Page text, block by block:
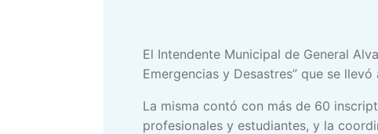
El Intendente Municipal de General
Emergencias y Desastres” que se
La misma contó con más de 60
profesionales y estudiantes, y la